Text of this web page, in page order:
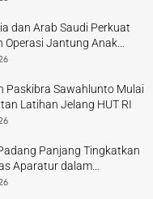
dan Arab Saudi Perkuat
Operasi Jantung Anak
Paskibra Sawahlunto Mulai
Latihan Jelang HUT RI
Panjang Tingkatkan
Aparatur dalam
Pascabencana